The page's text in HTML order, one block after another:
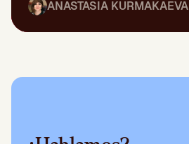
ANASTASIA KURMAKAEVA